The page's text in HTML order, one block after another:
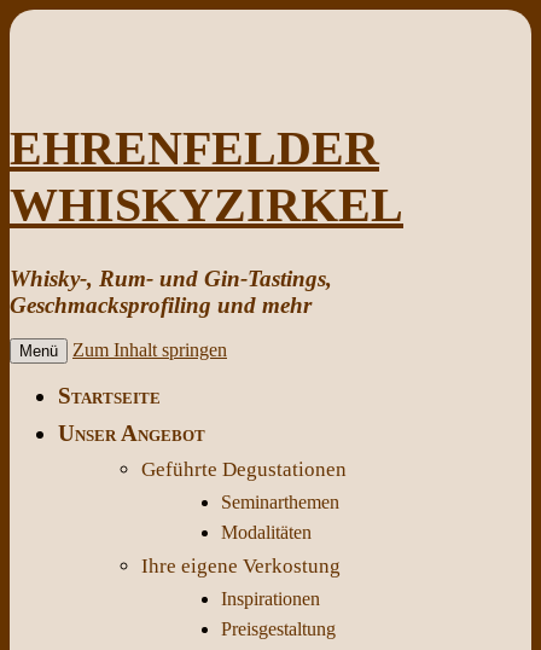
EHRENFELDER
WHISKYZIRKEL
Whisky-, Rum- und Gin-Tastings,
Geschmacksprofiling und mehr
Menü Zum Inhalt springen
Startseite
Unser Angebot
Geführte Degustationen
Seminarthemen
Modalitäten
Ihre eigene Verkostung
Inspirationen
Preisgestaltung